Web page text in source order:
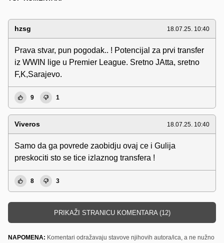
hzsg 18.07.25. 10:40
Prava stvar, pun pogodak.. ! Potencijal za prvi transfer
iz WWIN lige u Premier League. Sretno JAtta, sretno
F,K,Sarajevo.
9 1
Viveros 18.07.25. 10:40
Samo da ga povrede zaobidju ovaj ce i Gulija
preskociti sto se tice izlaznog transfera !
8 3
PRIKAŽI STRANICU KOMENTARA (12)
NAPOMENA: Komentari odražavaju stavove njihovih autora/ica, a ne nužno